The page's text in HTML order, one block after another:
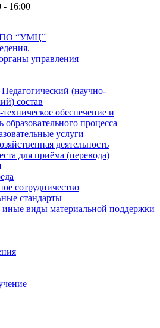
16:00
“УМЦ”
управления
(научно-
состав
обеспечение и
образовательного процесса
услуги
деятельность
для приёма (перевода)
сотрудничество
стандарты
виды материальной поддержки